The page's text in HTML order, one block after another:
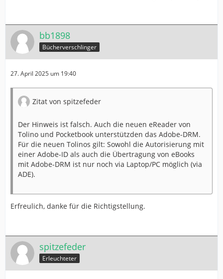
bb1898
Bücherverschlinger
27. April 2025 um 19:40
Zitat von spitzefeder
Der Hinweis ist falsch. Auch die neuen eReader von
Tolino und Pocketbook unterstützden das Adobe-DRM.
Für die neuen Tolinos gilt: Sowohl die Autorisierung mit
einer Adobe-ID als auch die Übertragung von eBooks
mit Adobe-DRM ist nur noch via Laptop/PC möglich (via
ADE).
Erfreulich, danke für die Richtigstellung.
spitzefeder
Erleuchteter